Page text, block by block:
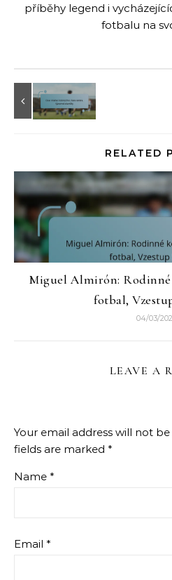
příběhy legend i
fotbalu na
RELATED
Miguel Almirón: Rodinné
fotbal,
04/03/
LEAVE A
Your email address will not
fields are marked *
Name *
Email *